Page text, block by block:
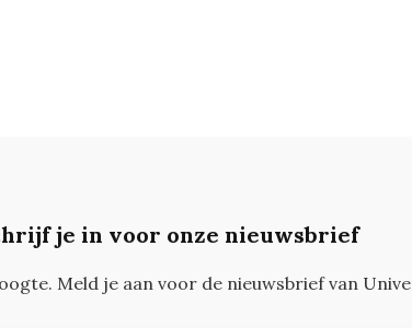
je in voor onze nieuwsbrief
Meld je aan voor de nieuwsbrief van